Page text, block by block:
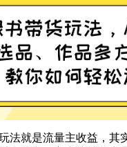
法就是流量主收益，其